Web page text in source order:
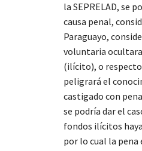
la SEPRELAD, se
causa penal,
Paraguayo,
voluntaria
(ilícito), o
peligrará el
castigado con
se podría dar el
fondos ilícitos
por lo cual la pena